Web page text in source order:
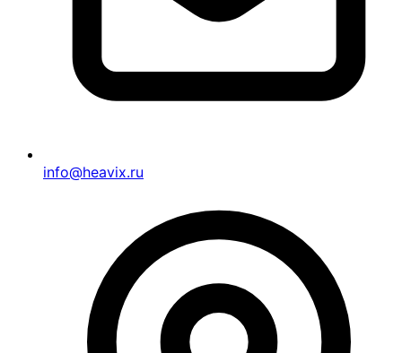
info@heavix.ru